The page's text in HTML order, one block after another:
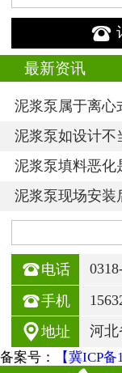

最新资讯
泥浆泵属于离心
泥浆泵如设计不
泥浆泵填料恶化
泥浆泵现场安装
电话
手机
地址 河北
备案号： 【冀ICP